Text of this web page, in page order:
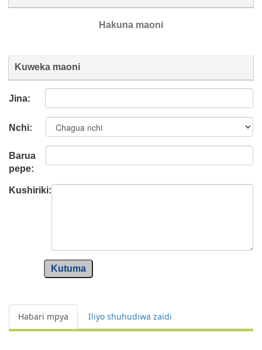
Hakuna maoni
Kuweka maoni
Jina:
Nchi:
Barua
pepe:
Kushiriki:
Kutuma
Habari mpya Iliyo shuhudiwa zaidi